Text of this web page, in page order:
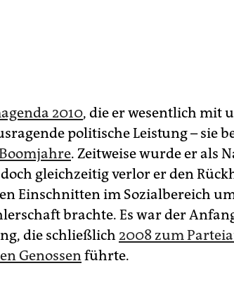
2010, die er wesentlich mit
politische Leistung – sie
. Zeitweise wurde er als
gleichzeitig verlor er den
Einschnitten im Sozialbereich
brachte. Es war der
die schließlich 2008 zum
Genossenführte.